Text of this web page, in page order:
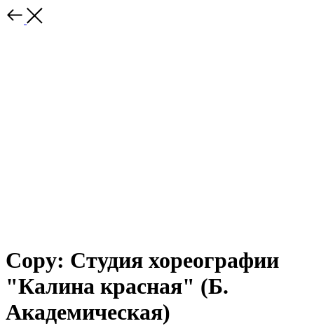
Copy: Студия хореографии
"Калина красная" (Б.
Академическая)